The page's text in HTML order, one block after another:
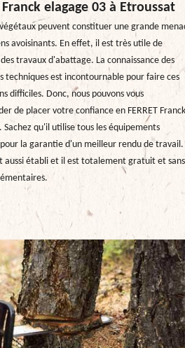
Franck elagage 03 à Etroussat
peuvent constituer une grande
avoisinants. En effet, il est très utile de
travaux d'abattage. La connaissance des
techniques est incontournable pour faire ces
difficiles. Donc, nous pouvons vous
de placer votre confiance en FERRET Franck
Sachez qu'il utilise tous les équipements
la garantie d'un meilleur rendu de travail.
aussi établi et il est totalement gratuit et sans